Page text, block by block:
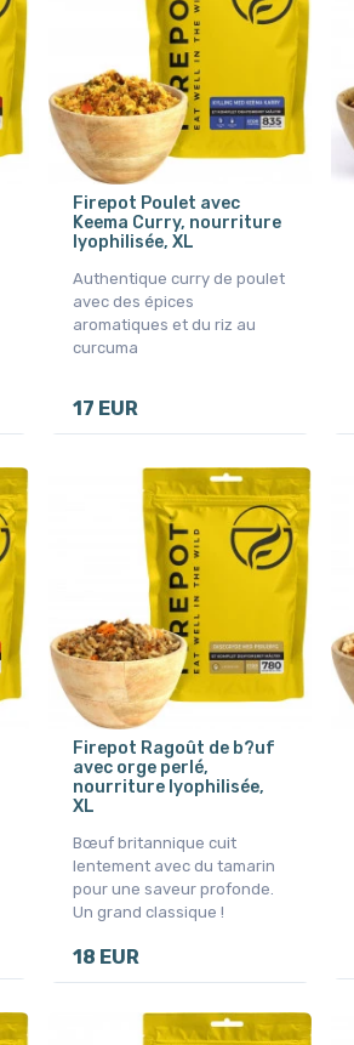
Firepot Poulet avec
Keema Curry, nourriture
lyophilisée, XL
Authentique curry de poulet
avec des épices
aromatiques et du riz au
curcuma
17 EUR
Firepot Ragoût de b?uf
avec orge perlé,
nourriture lyophilisée,
XL
Bœuf britannique cuit
lentement avec du tamarin
pour une saveur profonde.
Un grand classique !
18 EUR